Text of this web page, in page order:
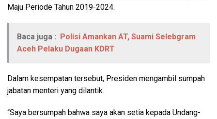
Maju Periode Tahun 2019-2024.
Baca juga : Polisi Amankan AT, Suami Selebgram
Aceh Pelaku Dugaan KDRT
Dalam kesempatan tersebut, Presiden mengambil sumpah
jabatan menteri yang dilantik.
“Saya bersumpah bahwa saya akan setia kepada Undang-